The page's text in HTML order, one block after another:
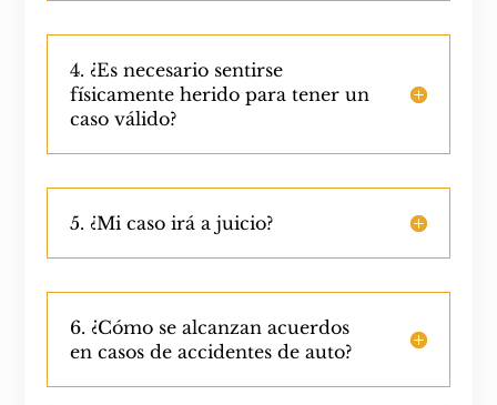
4. ¿Es necesario sentirse
físicamente herido para tener un
caso válido?
5. ¿Mi caso irá a juicio?
6. ¿Cómo se alcanzan acuerdos
en casos de accidentes de auto?